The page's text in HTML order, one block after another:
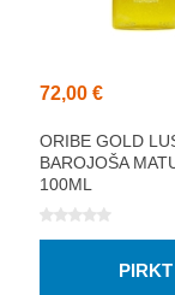
72,00 €
ORIBE GOLD
BAROJOŠA
100ML